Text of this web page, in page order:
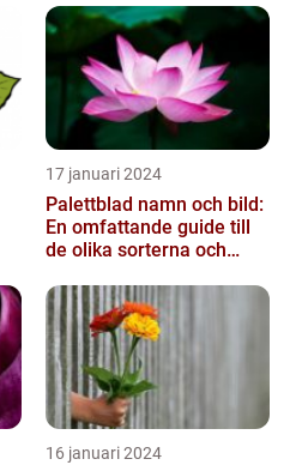
17 januari 2024
Palettblad namn och bild:
En omfattande guide till
de olika sorterna och
16 januari 2024